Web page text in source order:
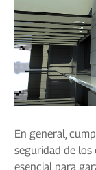
En general,
seguridad de los
esencial para